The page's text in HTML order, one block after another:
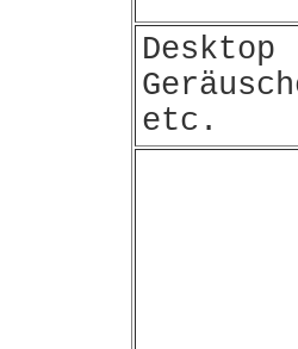
Desktop
etc.